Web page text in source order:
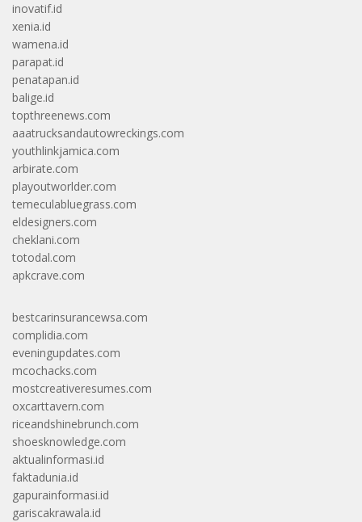
inovatif.id
xenia.id
wamena.id
parapat.id
penatapan.id
balige.id
topthreenews.com
aaatrucksandautowreckings.com
youthlinkjamica.com
arbirate.com
playoutworlder.com
temeculabluegrass.com
eldesigners.com
cheklani.com
totodal.com
apkcrave.com
bestcarinsurancewsa.com
complidia.com
eveningupdates.com
mcochacks.com
mostcreativeresumes.com
oxcarttavern.com
riceandshinebrunch.com
shoesknowledge.com
aktualinformasi.id
faktadunia.id
gapurainformasi.id
gariscakrawala.id